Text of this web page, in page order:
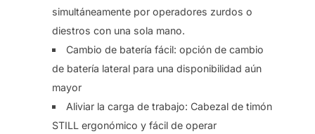
simultáneamente por operadores zurdos o
diestros con una sola mano.
Cambio de batería fácil: opción de cambio
de batería lateral para una disponibilidad aún
mayor
Aliviar la carga de trabajo: Cabezal de timón
STILL ergonómico y fácil de operar